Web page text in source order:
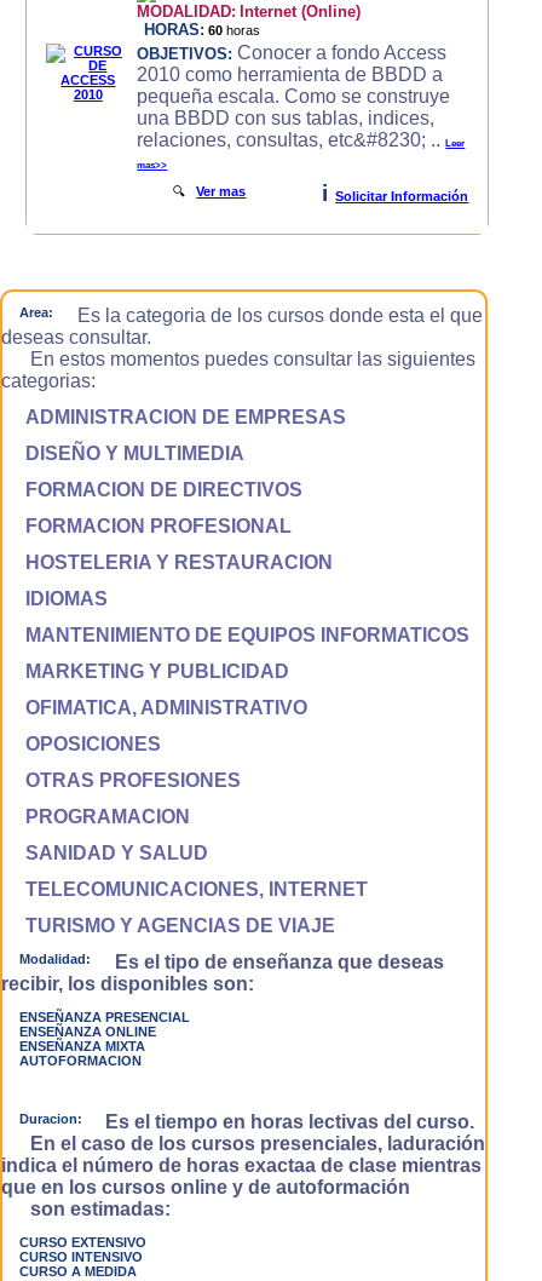
MODALIDAD: Internet (Online)
HORAS: 60 horas
OBJETIVOS: Conocer a fondo Access
2010 como herramienta de BBDD a
pequeña escala. Como se construye
una BBDD con sus tablas, indices,
relaciones, consultas, etc&#8230; ..Leer
mas>>
🔍Ver mas i Solicitar Información
Area:
Es la categoria de los cursos donde esta el que
deseas consultar.
En estos momentos puedes consultar las siguientes
categorias:
ADMINISTRACION DE EMPRESAS
DISEÑO Y MULTIMEDIA
FORMACION DE DIRECTIVOS
FORMACION PROFESIONAL
HOSTELERIA Y RESTAURACION
IDIOMAS
MANTENIMIENTO DE EQUIPOS INFORMATICOS
MARKETING Y PUBLICIDAD
OFIMATICA, ADMINISTRATIVO
OPOSICIONES
OTRAS PROFESIONES
PROGRAMACION
SANIDAD Y SALUD
TELECOMUNICACIONES, INTERNET
TURISMO Y AGENCIAS DE VIAJE
Modalidad:
Es el tipo de enseñanza que deseas
recibir, los disponibles son:
ENSEÑANZA PRESENCIAL
ENSEÑANZA ONLINE
ENSEÑANZA MIXTA
AUTOFORMACION
Duracion:
Es el tiempo en horas lectivas del curso.
En el caso de los cursos presenciales, laduración
indica el número de horas exactaa de clase mientras
que en los cursos online y de autoformación
son estimadas:
CURSO EXTENSIVO
CURSO INTENSIVO
CURSO A MEDIDA